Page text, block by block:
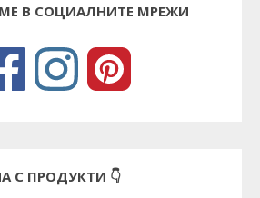
В СОЦИАЛНИТЕ МРЕЖИ
С ПРОДУКТИ 👇